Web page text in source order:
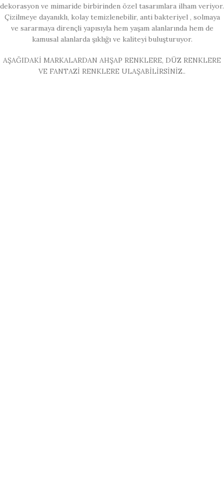
dekorasyon ve mimaride birbirinden özel tasarımlara ilham veriyor.
Çizilmeye dayanıklı, kolay temizlenebilir, anti bakteriyel , solmaya
ve sararmaya dirençli yapısıyla hem yaşam alanlarında hem de
kamusal alanlarda şıklığı ve kaliteyi buluşturuyor.
AŞAĞIDAKİ MARKALARDAN AHŞAP RENKLERE, DÜZ RENKLERE
VE FANTAZİ RENKLERE ULAŞABİLİRSİNİZ..